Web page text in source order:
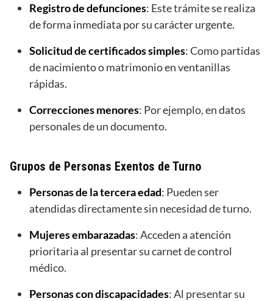
Registro de defunciones: Este trámite se realiza
de forma inmediata por su carácter urgente.
Solicitud de certificados simples: Como partidas
de nacimiento o matrimonio en ventanillas
rápidas.
Correcciones menores: Por ejemplo, en datos
personales de un documento.
Grupos de Personas Exentos de Turno
Personas de la tercera edad: Pueden ser
atendidas directamente sin necesidad de turno.
Mujeres embarazadas: Acceden a atención
prioritaria al presentar su carnet de control
médico.
Personas con discapacidades: Al presentar su